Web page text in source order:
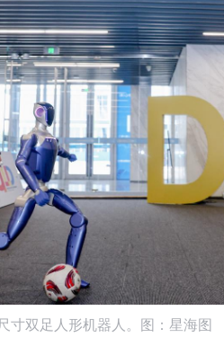
寸双足人形机器人。图：星海图